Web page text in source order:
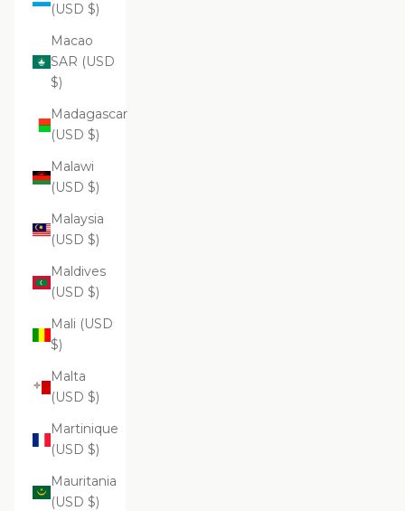
(USD $)
Macao
SAR (USD
$)
Madagascar
(USD $)
Malawi
(USD $)
Malaysia
(USD $)
Maldives
(USD $)
Mali (USD
$)
Malta
(USD $)
Martinique
(USD $)
Mauritania
(USD $)